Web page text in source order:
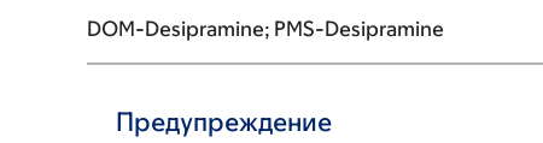
DOM-Desipramine; PMS-Desipramine
Предупреждение